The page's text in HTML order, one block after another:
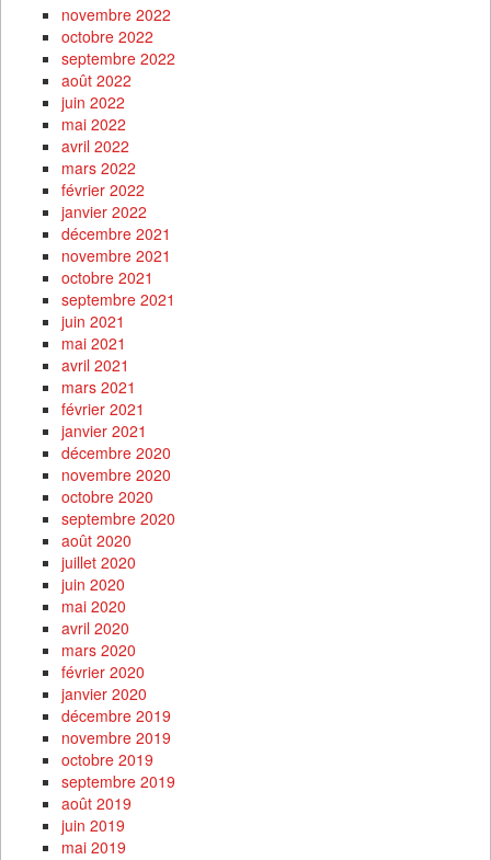
novembre 2022
octobre 2022
septembre 2022
août 2022
juin 2022
mai 2022
avril 2022
mars 2022
février 2022
janvier 2022
décembre 2021
novembre 2021
octobre 2021
septembre 2021
juin 2021
mai 2021
avril 2021
mars 2021
février 2021
janvier 2021
décembre 2020
novembre 2020
octobre 2020
septembre 2020
août 2020
juillet 2020
juin 2020
mai 2020
avril 2020
mars 2020
février 2020
janvier 2020
décembre 2019
novembre 2019
octobre 2019
septembre 2019
août 2019
juin 2019
mai 2019